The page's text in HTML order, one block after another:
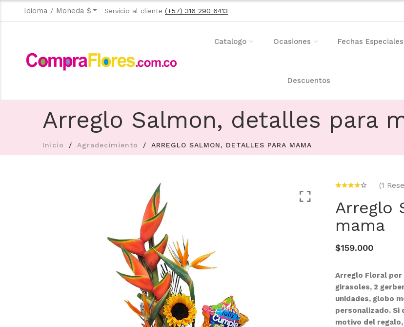
Idioma / Moneda $ Servicio al cliente(+57) 316 290 6413
Catalogo Ocasiones Fechas Especiales
Descuentos
Arreglo Salmon, detalles para
Inicio Agradecimiento ARREGLO SALMON, DETALLES PARA MAMA
(1
Arreglo
mama
$159.000
Arreglo Floral por
girasoles, 2
unidades, globo
personalizado. Si
motivo del